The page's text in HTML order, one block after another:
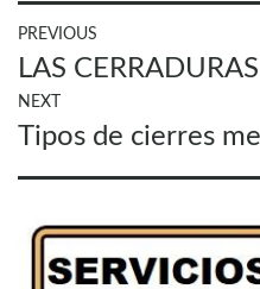
Navegación
de
entradas
PREVIOUS
Previous
LAS
NEXT
Next
post:
Tipos de cierres